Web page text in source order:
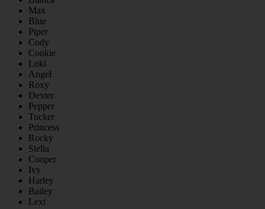
Max
Blue
Piper
Cody
Cookie
Loki
Angel
Roxy
Dexter
Pepper
Tucker
Princess
Rocky
Stella
Cooper
Ivy
Harley
Bailey
Lexi